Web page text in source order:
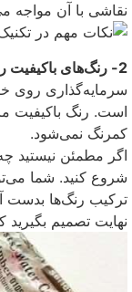
نقاشی با آن مواجه
2- رنگ‌های باکیفیت را انتخاب کنید
سرمایه‌گذاری روی
است. رنگ باکیفیت
کمرنگ نمی‌شود.
اگر مطمئن نیستید
شروع کنید. شما
ترکیب رنگ‌ها بدست
نهایت تصمیم بگیرید